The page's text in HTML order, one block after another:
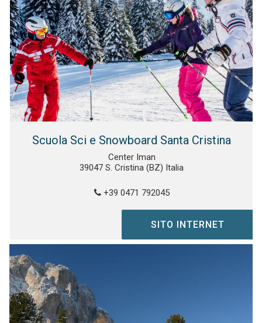
Scuola Sci e Snowboard Santa Cristina
Center Iman
39047 S. Cristina (BZ) Italia
+39 0471 792045
SITO INTERNET